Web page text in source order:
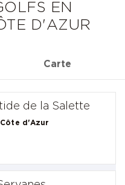
EN
D'AZUR
Carte
de la Salette
d'Azur